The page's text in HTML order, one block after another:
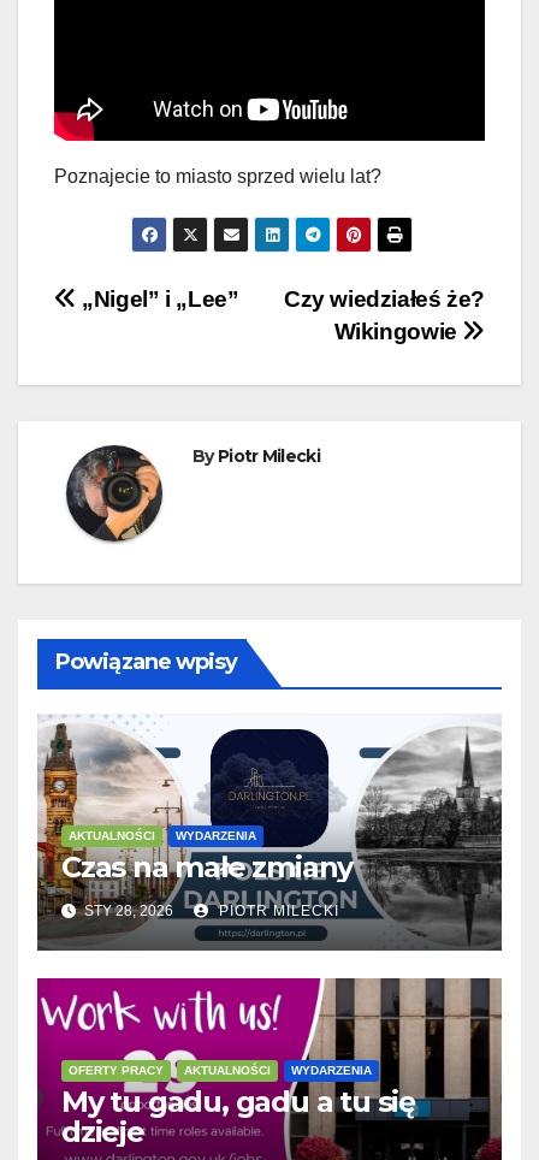
Poznajecie to miasto sprzed wielu lat?
Nawigacja
Czy wiedziałeś że?
Wikingowie
„Nigel” i „Lee”
ByPiotr Milecki
Powiązane wpisy
AKTUALNOŚCI WYDARZENIA
Czas na małe zmiany
STY 28, 2026 PIOTR MILECKI
OFERTY PRACY AKTUALNOŚCI WYDARZENIA
My tu gadu, gadu a tu się
dzieje